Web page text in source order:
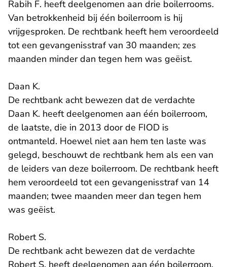
Rabih F. heeft deelgenomen aan drie boilerrooms.
Van betrokkenheid bij één boilerroom is hij
vrijgesproken. De rechtbank heeft hem veroordeeld
tot een gevangenisstraf van 30 maanden; zes
maanden minder dan tegen hem was geëist.
Daan K.
De rechtbank acht bewezen dat de verdachte
Daan K. heeft deelgenomen aan één boilerroom,
de laatste, die in 2013 door de FIOD is
ontmanteld. Hoewel niet aan hem ten laste was
gelegd, beschouwt de rechtbank hem als een van
de leiders van deze boilerroom. De rechtbank heeft
hem veroordeeld tot een gevangenisstraf van 14
maanden; twee maanden meer dan tegen hem
was geëist.
Robert S.
De rechtbank acht bewezen dat de verdachte
Robert S. heeft deelgenomen aan één boilerroom.